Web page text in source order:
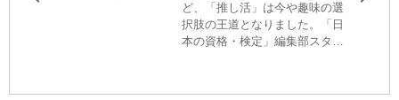
ど、「推し活」は今や趣味の選
択肢の王道となりました。「日
本の資格・検定」編集部スタッ
「こんな知識があったら……」